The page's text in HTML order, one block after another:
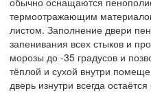
термоотражающим
листом. Заполнение двери
запенивания всех стыков и
морозы до -35 градусов и
тёплой и сухой внутри
дверь изнутри всегда остаётся